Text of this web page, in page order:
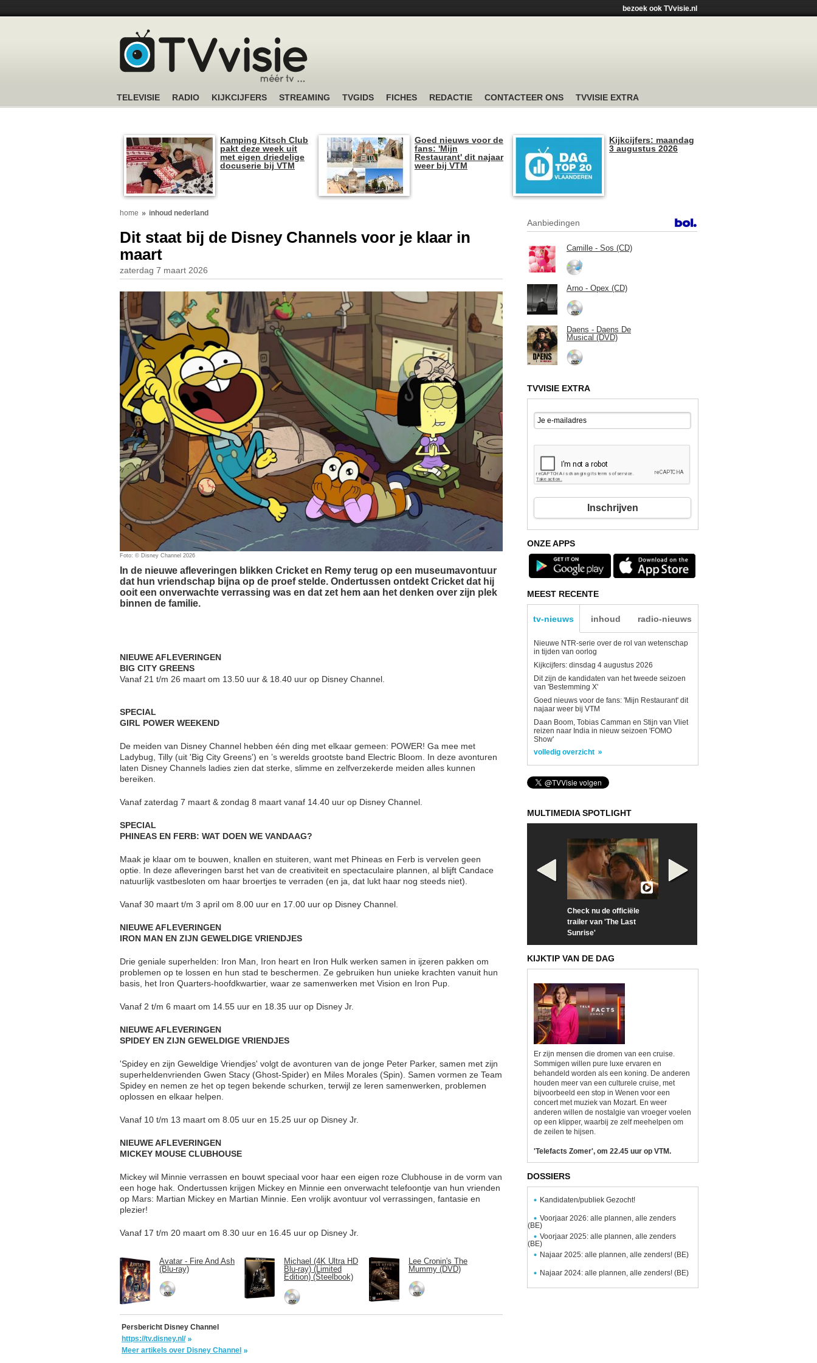
bezoek ook TVvisie.nl
TELEVISIE RADIO KIJKCIJFERS STREAMING TVGIDS FICHES REDACTIE CONTACTEER ONS TVVISIE EXTRA
Kamping Kitsch Club
pakt deze week uit
met eigen driedelige
docuserie bij VTM
Goed nieuws voor de
fans: 'Mijn
Restaurant' dit najaar
weer bij VTM
Kijkcijfers: maandag
3 augustus 2026
home inhoud nederland
Dit staat bij de Disney Channels voor je klaar in
maart
zaterdag 7 maart 2026
Foto: © Disney Channel 2026
In de nieuwe afleveringen blikken Cricket en Remy terug op een museumavontuur
dat hun vriendschap bijna op de proef stelde. Ondertussen ontdekt Cricket dat hij
ooit een onverwachte verrassing was en dat zet hem aan het denken over zijn plek
binnen de familie.
NIEUWE AFLEVERINGEN
BIG CITY GREENS
Vanaf 21 t/m 26 maart om 13.50 uur & 18.40 uur op Disney Channel.
SPECIAL
GIRL POWER WEEKEND
De meiden van Disney Channel hebben één ding met elkaar gemeen: POWER! Ga mee met
Ladybug, Tilly (uit 'Big City Greens') en ’s werelds grootste band Electric Bloom. In deze avonturen
laten Disney Channels ladies zien dat sterke, slimme en zelfverzekerde meiden alles kunnen
bereiken.
Vanaf zaterdag 7 maart & zondag 8 maart vanaf 14.40 uur op Disney Channel.
SPECIAL
PHINEAS EN FERB: WAT DOEN WE VANDAAG?
Maak je klaar om te bouwen, knallen en stuiteren, want met Phineas en Ferb is vervelen geen
optie. In deze afleveringen barst het van de creativiteit en spectaculaire plannen, al blijft Candace
natuurlijk vastbesloten om haar broertjes te verraden (en ja, dat lukt haar nog steeds niet).
Vanaf 30 maart t/m 3 april om 8.00 uur en 17.00 uur op Disney Channel.
NIEUWE AFLEVERINGEN
IRON MAN EN ZIJN GEWELDIGE VRIENDJES
Drie geniale superhelden: Iron Man, Iron heart en Iron Hulk werken samen in ijzeren pakken om
problemen op te lossen en hun stad te beschermen. Ze gebruiken hun unieke krachten vanuit hun
basis, het Iron Quarters-hoofdkwartier, waar ze samenwerken met Vision en Iron Pup.
Vanaf 2 t/m 6 maart om 14.55 uur en 18.35 uur op Disney Jr.
NIEUWE AFLEVERINGEN
SPIDEY EN ZIJN GEWELDIGE VRIENDJES
'Spidey en zijn Geweldige Vriendjes' volgt de avonturen van de jonge Peter Parker, samen met zijn
superheldenvrienden Gwen Stacy (Ghost-Spider) en Miles Morales (Spin). Samen vormen ze Team
Spidey en nemen ze het op tegen bekende schurken, terwijl ze leren samenwerken, problemen
oplossen en elkaar helpen.
Vanaf 10 t/m 13 maart om 8.05 uur en 15.25 uur op Disney Jr.
NIEUWE AFLEVERINGEN
MICKEY MOUSE CLUBHOUSE
Mickey wil Minnie verrassen en bouwt speciaal voor haar een eigen roze Clubhouse in de vorm van
een hoge hak. Ondertussen krijgen Mickey en Minnie een onverwacht telefoontje van hun vrienden
op Mars: Martian Mickey en Martian Minnie. Een vrolijk avontuur vol verrassingen, fantasie en
plezier!
Vanaf 17 t/m 20 maart om 8.30 uur en 16.45 uur op Disney Jr.
Avatar - Fire And Ash
(Blu-ray)
Michael (4K Ultra HD
Blu-ray) (Limited
Edition) (Steelbook)
Lee Cronin's The
Mummy (DVD)
Persbericht Disney Channel
https://tv.disney.nl/
Meer artikels over Disney Channel
Aanbiedingen
Camille - Sos (CD)
Arno - Opex (CD)
Daens - Daens De
Musical (DVD)
TVVISIE EXTRA
Inschrijven
ONZE APPS
MEEST RECENTE
tv-nieuws inhoud radio-nieuws
Nieuwe NTR-serie over de rol van wetenschap
in tijden van oorlog
Kijkcijfers: dinsdag 4 augustus 2026
Dit zijn de kandidaten van het tweede seizoen
van 'Bestemming X'
Goed nieuws voor de fans: 'Mijn Restaurant' dit
najaar weer bij VTM
Daan Boom, Tobias Camman en Stijn van Vliet
reizen naar India in nieuw seizoen 'FOMO
Show'
volledig overzicht
MULTIMEDIA SPOTLIGHT
Check nu de officiële
trailer van 'The Last
Sunrise'
KIJKTIP VAN DE DAG
Er zijn mensen die dromen van een cruise.
Sommigen willen pure luxe ervaren en
behandeld worden als een koning. De anderen
houden meer van een culturele cruise, met
bijvoorbeeld een stop in Wenen voor een
concert met muziek van Mozart. En weer
anderen willen de nostalgie van vroeger voelen
op een klipper, waarbij ze zelf meehelpen om
de zeilen te hijsen.
'Telefacts Zomer', om 22.45 uur op VTM.
DOSSIERS
Kandidaten/publiek Gezocht!
Voorjaar 2026: alle plannen, alle zenders
(BE)
Voorjaar 2025: alle plannen, alle zenders
(BE)
Najaar 2025: alle plannen, alle zenders! (BE)
Najaar 2024: alle plannen, alle zenders! (BE)